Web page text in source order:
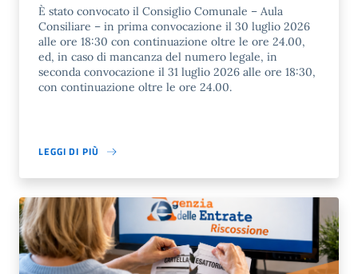
È stato convocato il Consiglio Comunale – Aula
Consiliare – in prima convocazione il 30 luglio 2026
alle ore 18:30 con continuazione oltre le ore 24.00,
ed, in caso di mancanza del numero legale, in
seconda convocazione il 31 luglio 2026 alle ore 18:30,
con continuazione oltre le ore 24.00.
LEGGI DI PIÙ